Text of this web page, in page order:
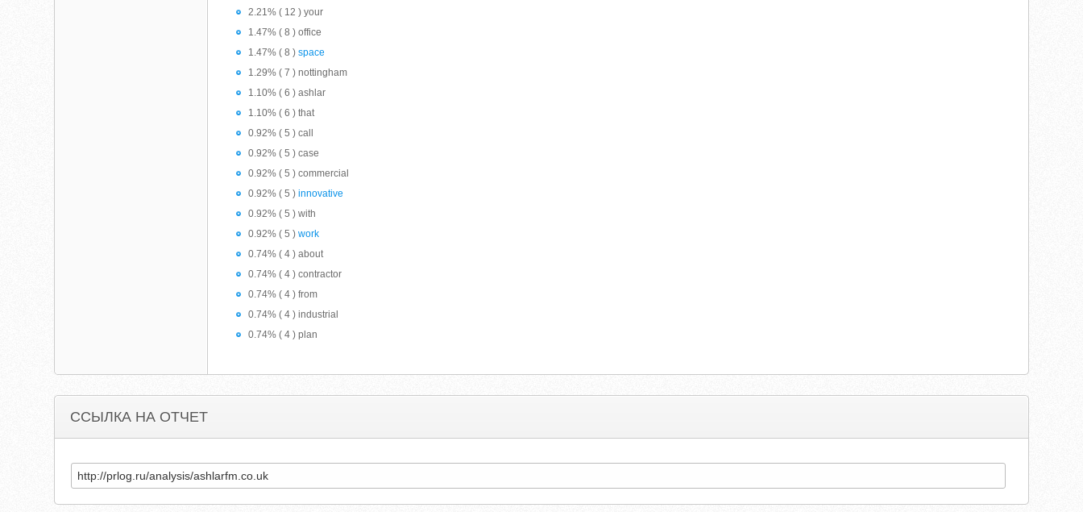
2.21% ( 12 ) your
1.47% ( 8 ) office
1.47% ( 8 )space
1.29% ( 7 ) nottingham
1.10% ( 6 ) ashlar
1.10% ( 6 ) that
0.92% ( 5 ) call
0.92% ( 5 ) case
0.92% ( 5 ) commercial
0.92% ( 5 )innovative
0.92% ( 5 ) with
0.92% ( 5 )work
0.74% ( 4 ) about
0.74% ( 4 ) contractor
0.74% ( 4 ) from
0.74% ( 4 ) industrial
0.74% ( 4 ) plan
ССЫЛКА НА ОТЧЕТ